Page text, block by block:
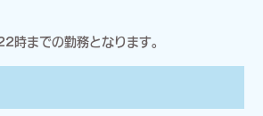
までの勤務となります。